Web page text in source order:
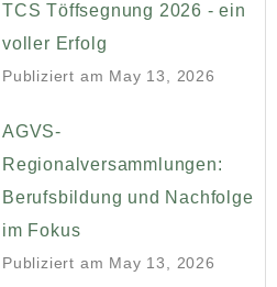
TCS Töffsegnung 2026 - ein
voller Erfolg
Publiziert am May 13, 2026
AGVS-
Regionalversammlungen:
Berufsbildung und Nachfolge
im Fokus
Publiziert am May 13, 2026